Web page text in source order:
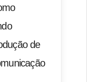
de